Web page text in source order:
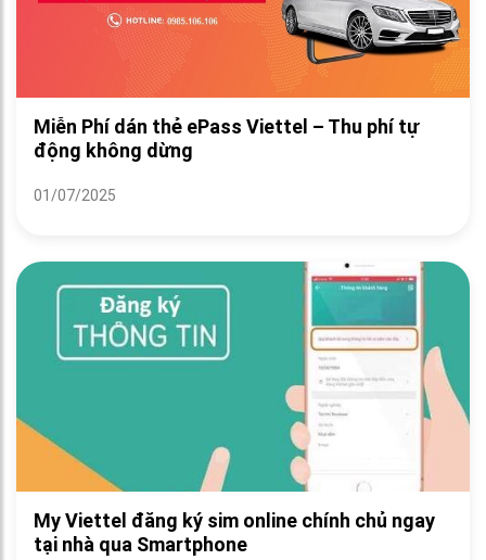
Miễn Phí dán thẻ ePass Viettel – Thu phí tự
động không dừng
01/07/2025
My Viettel đăng ký sim online chính chủ ngay
tại nhà qua Smartphone